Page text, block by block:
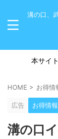
溝の口、
本サイ
HOME > お得情
広告 お得情報
溝の口